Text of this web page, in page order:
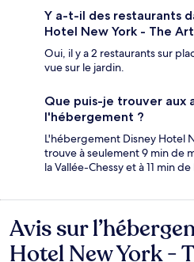
Y a-t-il des restaurants
Hotel New York - The
Oui, il y a 2 restaurants sur
vue sur le jardin.
Que puis-je trouver aux
l'hébergement ?
L'hébergement Disney Hotel
trouve à seulement 9 min de
la Vallée-Chessy et à 11 min
Avis
Avis sur
Hotel New York -